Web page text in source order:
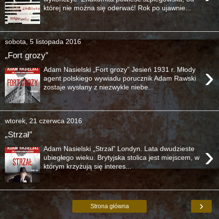
której nie można się oderwać! Rok po ujawnie...
sobota, 5 listopada 2016
„Fort grozy”
›
Adam Nasielski „Fort grozy” Jesień 1931 r. Młody
agent polskiego wywiadu porucznik Adam Rawski
zostaje wysłany z niezwykle niebe...
wtorek, 21 czerwca 2016
„Strzał”
›
Adam Nasielski „Strzał” Londyn. Lata dwudzieste
ubiegłego wieku. Brytyjska stolica jest miejscem, w
którym krzyżują się interes...
›
Strona główna